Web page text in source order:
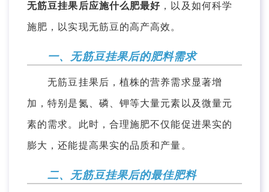
无筋豆挂果后应施什么肥最好 ，以及如何科学
施肥，以实现无筋豆的高产高效。
一、无筋豆挂果后的肥料需求
无筋豆挂果后，植株的营养需求显著增
加，特别是氮、磷、钾等大量元素以及微量元
素的需求。此时，合理施肥不仅能促进果实的
膨大，还能提高果实的品质和产量。
二、无筋豆挂果后的最佳肥料